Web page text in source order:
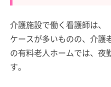
介護施設で働く看護師は、
ケースが多いものの、介護
の有料老人ホームでは、夜
す。